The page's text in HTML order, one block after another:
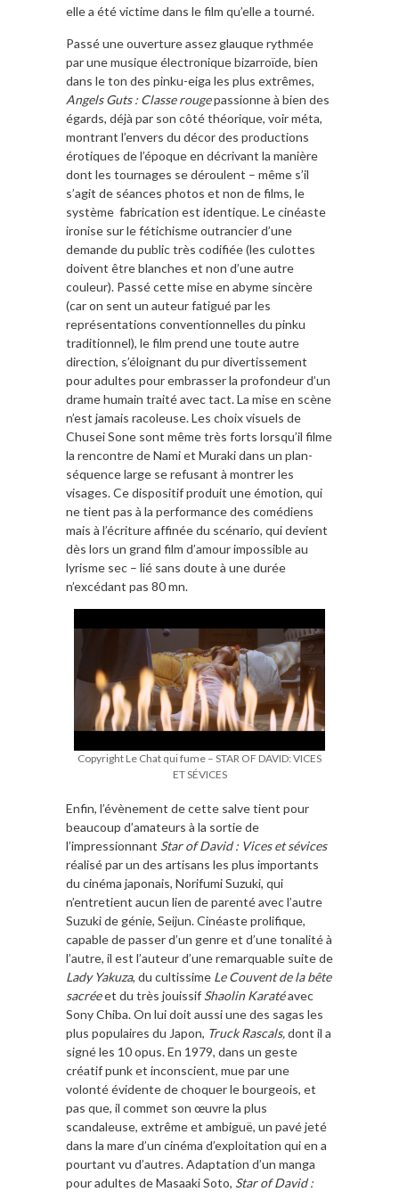
elle a été victime dans le film qu’elle a tourné.
Passé une ouverture assez glauque rythmée
par une musique électronique bizarroïde, bien
dans le ton des pinku-eiga les plus extrêmes,
Angels Guts : Classe rougepassionne à bien des
égards, déjà par son côté théorique, voir méta,
montrant l’envers du décor des productions
érotiques de l’époque en décrivant la manière
dont les tournages se déroulent – même s’il
s’agit de séances photos et non de films, le
système fabrication est identique. Le cinéaste
ironise sur le fétichisme outrancier d’une
demande du public très codifiée (les culottes
doivent être blanches et non d’une autre
couleur). Passé cette mise en abyme sincère
(car on sent un auteur fatigué par les
représentations conventionnelles du pinku
traditionnel), le film prend une toute autre
direction, s’éloignant du pur divertissement
pour adultes pour embrasser la profondeur d’un
drame humain traité avec tact. La mise en scène
n’est jamais racoleuse. Les choix visuels de
Chusei Sone sont même très forts lorsqu’il filme
la rencontre de Nami et Muraki dans un plan-
séquence large se refusant à montrer les
visages. Ce dispositif produit une émotion, qui
ne tient pas à la performance des comédiens
mais à l’écriture affinée du scénario, qui devient
dès lors un grand film d’amour impossible au
lyrisme sec – lié sans doute à une durée
n’excédant pas 80 mn.
Copyright Le Chat qui fume – STAR OF DAVID: VICES
ET SÉVICES
Enfin, l’évènement de cette salve tient pour
beaucoup d’amateurs à la sortie de
l’impressionnant Star of David : Vices et sévices
réalisé par un des artisans les plus importants
du cinéma japonais, Norifumi Suzuki, qui
n’entretient aucun lien de parenté avec l’autre
Suzuki de génie, Seijun. Cinéaste prolifique,
capable de passer d’un genre et d’une tonalité à
l’autre, il est l’auteur d’une remarquable suite de
Lady Yakuza, du cultissime Le Couvent de la bête
sacréeet du très jouissif Shaolin Karatéavec
Sony Chiba. On lui doit aussi une des sagas les
plus populaires du Japon, Truck Rascals,dont il a
signé les 10 opus. En 1979, dans un geste
créatif punk et inconscient, mue par une
volonté évidente de choquer le bourgeois, et
pas que, il commet son œuvre la plus
scandaleuse, extrême et ambiguë, un pavé jeté
dans la mare d’un cinéma d’exploitation qui en a
pourtant vu d’autres. Adaptation d’un manga
pour adultes de Masaaki Soto, Star of David :